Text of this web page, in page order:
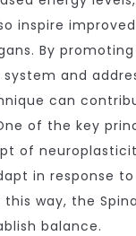
inspire
By
and
can
of the key
of
in response
way, the
balance.